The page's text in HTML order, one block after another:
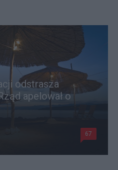
odstrasza
apelował o
67